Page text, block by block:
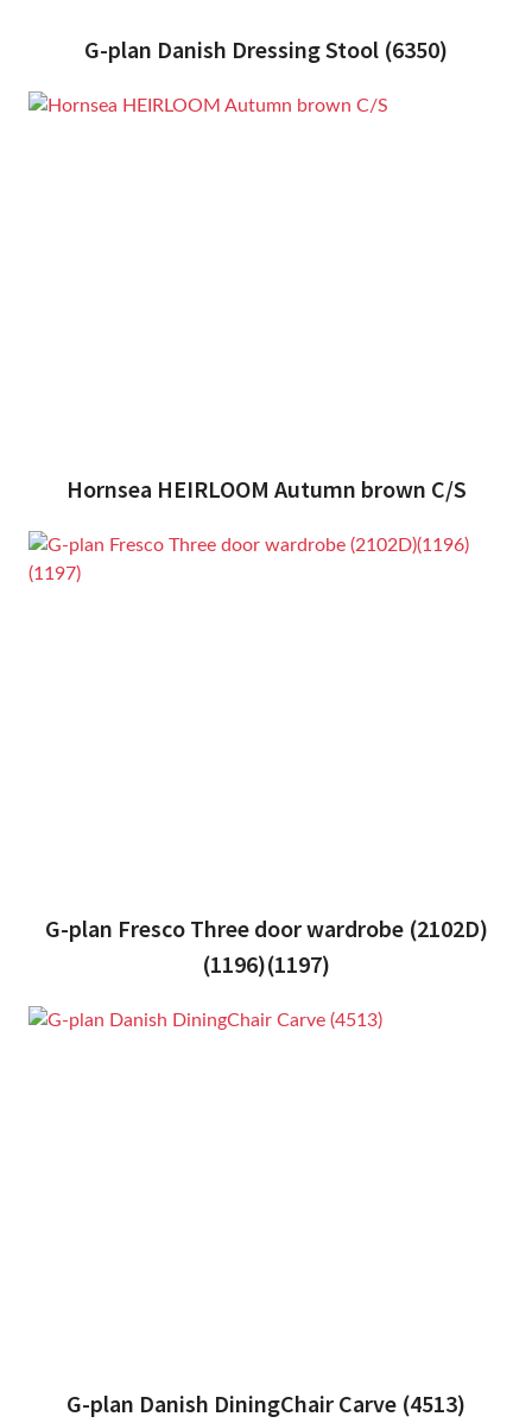
G-plan Danish Dressing Stool (6350)
Hornsea HEIRLOOM Autumn brown C/S
G-plan Fresco Three door wardrobe (2102D)
(1196)(1197)
G-plan Danish DiningChair Carve (4513)